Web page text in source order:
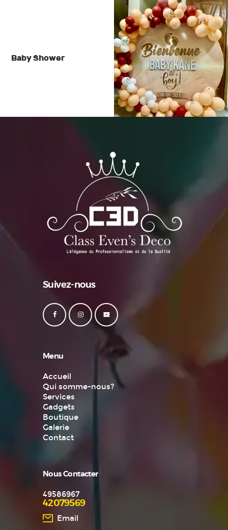
Baby Shower
Suivez-nous
Menu
Accueil
Qui somme-nous?
Services
Gadgets
Boutique
Galerie
Contact
Nous Contacter
49586967
42079569
Email